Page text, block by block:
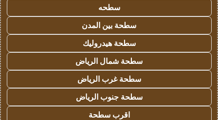
سطحه
سطحة بين المدن
سطحة هيدروليك
سطحة شمال الرياض
سطحة غرب الرياض
سطحة جنوب الرياض
اقرب سطحة